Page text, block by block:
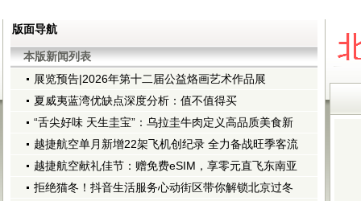
版面导航
本版新闻列表
展览预告|2026年第十二届公益烙画艺术作品展
夏威夷蓝湾优缺点深度分析：值不值得买
“舌尖好味 天生圭宝”：乌拉圭牛肉定义高品质美食新
越捷航空单月新增22架飞机创纪录 全力备战旺季客流
越捷航空献礼佳节：赠免费eSIM，享零元直飞东南亚
拒绝猫冬！抖音生活服务心动街区带你解锁北京过冬